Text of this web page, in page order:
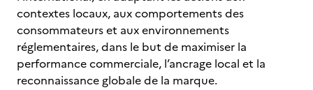
contextes locaux, aux comportements des
consommateurs et aux environnements
réglementaires, dans le but de maximiser la
performance commerciale, l’ancrage local et la
reconnaissance globale de la marque.